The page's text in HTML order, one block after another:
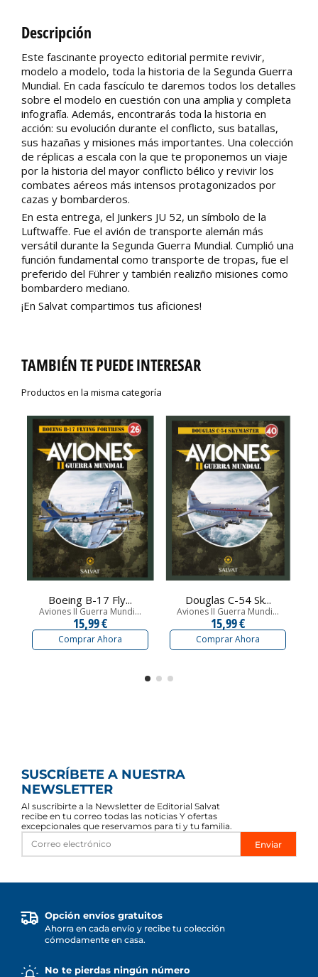
Descripción
Este fascinante proyecto editorial permite revivir,
modelo a modelo, toda la historia de la Segunda Guerra
Mundial. En cada fascículo te daremos todos los detalles
sobre el modelo en cuestión con una amplia y completa
infografía. Además, encontrarás toda la historia en
acción: su evolución durante el conflicto, sus batallas,
sus hazañas y misiones más importantes. Una colección
de réplicas a escala con la que te proponemos un viaje
por la historia del mayor conflicto bélico y revivir los
combates aéreos más intensos protagonizados por
cazas y bombarderos.
En esta entrega, el Junkers JU 52, un símbolo de la
Luftwaffe. Fue el avión de transporte alemán más
versátil durante la Segunda Guerra Mundial. Cumplió una
función fundamental como transporte de tropas, fue el
preferido del Führer y también realizño misiones como
bombardero mediano.
¡En Salvat compartimos tus aficiones!
TAMBIÉN TE PUEDE INTERESAR
Productos en la misma categoría
Boeing B-17 Fly...
Aviones II Guerra Mundi...
15,99 €
Comprar Ahora
Douglas C-54 Sk...
Aviones II Guerra Mundi...
15,99 €
Comprar Ahora
SUSCRÍBETE A NUESTRA
NEWSLETTER
Al suscribirte a la Newsletter de Editorial Salvat
recibe en tu correo todas las noticias Y ofertas
excepcionales que reservamos para ti y tu familia.
Enviar
Opción envíos gratuitos
Ahorra en cada envío y recibe tu colección
cómodamente en casa.
No te pierdas ningún número